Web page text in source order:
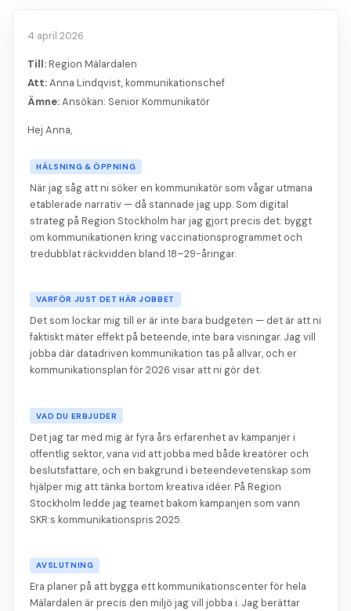
4 april 2026
Till: Region Mälardalen
Att:Anna Lindqvist, kommunikationschef
Ämne:Ansökan: Senior Kommunikatör
Hej Anna,
HÄLSNING & ÖPPNING
När jag såg att ni söker en kommunikatör som vågar utmana
etablerade narrativ — då stannade jag upp. Som digital
strateg på Region Stockholm har jag gjort precis det: byggt
om kommunikationen kring vaccinationsprogrammet och
tredubblat räckvidden bland 18–29-åringar.
VARFÖR JUST DET HÄR JOBBET
Det som lockar mig till er är inte bara budgeten — det är att ni
faktiskt mäter effekt på beteende, inte bara visningar. Jag vill
jobba där datadriven kommunikation tas på allvar, och er
kommunikationsplan för 2026 visar att ni gör det.
VAD DU ERBJUDER
Det jag tar med mig är fyra års erfarenhet av kampanjer i
offentlig sektor, vana vid att jobba med både kreatörer och
beslutsfattare, och en bakgrund i beteendevetenskap som
hjälper mig att tänka bortom kreativa idéer. På Region
Stockholm ledde jag teamet bakom kampanjen som vann
SKR:s kommunikationspris 2025.
AVSLUTNING
Era planer på att bygga ett kommunikationscenter för hela
Mälardalen är precis den miljö jag vill jobba i. Jag berättar